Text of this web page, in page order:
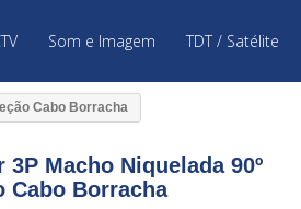
Som e Imagem TDT / Satélite
Cabo Borracha
3P Macho Niquelada 90º
Cabo Borracha